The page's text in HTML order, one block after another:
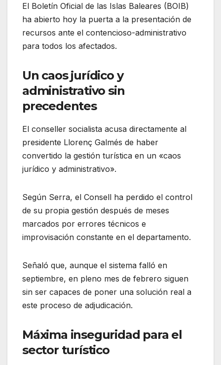
El Boletín Oficial de las Islas Baleares (BOIB)
ha abierto hoy la puerta a la presentación de
recursos ante el contencioso-administrativo
para todos los afectados.
Un caos jurídico y
administrativo sin
precedentes
El conseller socialista acusa directamente al
presidente Llorenç Galmés de haber
convertido la gestión turística en un «caos
jurídico y administrativo».
Según Serra, el Consell ha perdido el control
de su propia gestión después de meses
marcados por errores técnicos e
improvisación constante en el departamento.
Señaló que, aunque el sistema falló en
septiembre, en pleno mes de febrero siguen
sin ser capaces de poner una solución real a
este proceso de adjudicación.
Máxima inseguridad para el
sector turístico